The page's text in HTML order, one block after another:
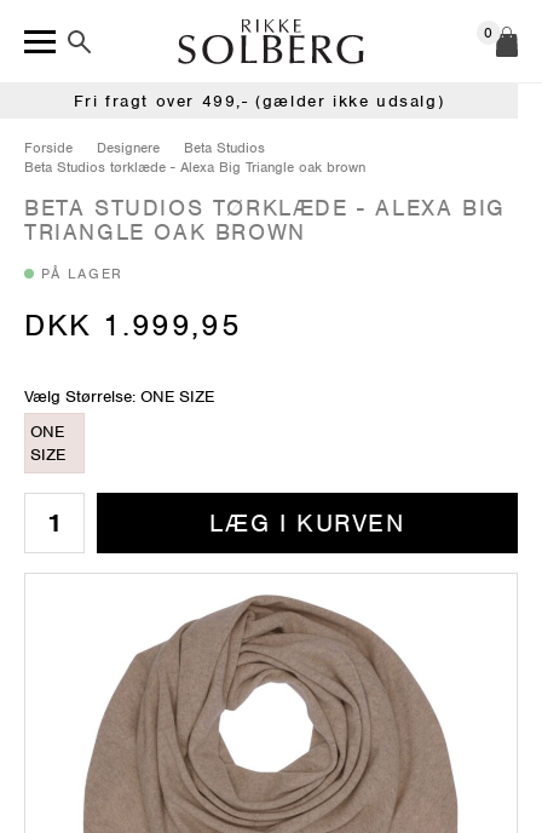
0
Fri fragt over 499,- (gælder ikke udsalg)
Forside Designere
Beta Studios
Beta Studios tørklæde - Alexa Big Triangle oak brown
BETA STUDIOS TØRKLÆDE - ALEXA BIG
TRIANGLE OAK BROWN
PÅ LAGER
DKK 1.999,95
Vælg Størrelse: ONE SIZE
ONE
SIZE
LÆG I KURVEN